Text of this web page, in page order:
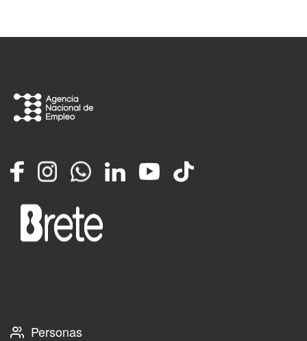
FacebookInstagramWhatsappLinkedInYouTube
TikTok
Personas